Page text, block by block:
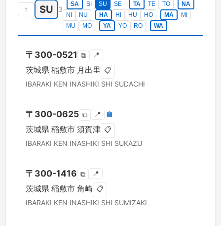
↑ SU 3
SA
SI SU SE TA TE TO
NA
NI
NU HA HI HU HO MA
MI
MU
MO YA YO RO WA
〒 300-0521 ⧉ 📍
茨城県 稲敷市 月出里 📋
IBARAKI KEN INASHIKI SHI SUDACHI
〒 300-0625 ⧉ 📍 🏣
茨城県 稲敷市 須賀津 📋
IBARAKI KEN INASHIKI SHI SUKAZU
〒 300-1416 ⧉ 📍
茨城県 稲敷市 角崎 📋
IBARAKI KEN INASHIKI SHI SUMIZAKI